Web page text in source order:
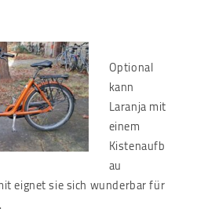
Optional
kann
Laranja mit
einem
Kistenaufb
au
eignet sie sich wunderbar für